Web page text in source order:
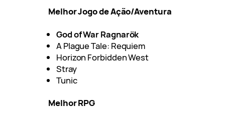
Melhor Jogo de Ação/Aventura
God of War Ragnarök
A Plague Tale: Requiem
Horizon Forbidden West
Stray
Tunic
Melhor RPG